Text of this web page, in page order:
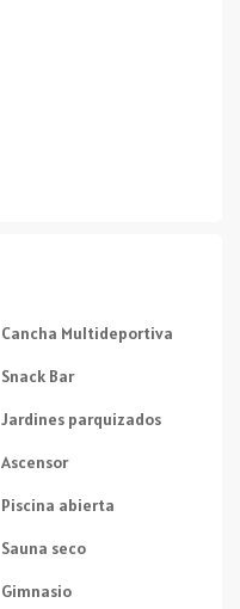
Cancha Multideportiva
Snack Bar
Jardines parquizados
Ascensor
Piscina abierta
Sauna seco
Gimnasio